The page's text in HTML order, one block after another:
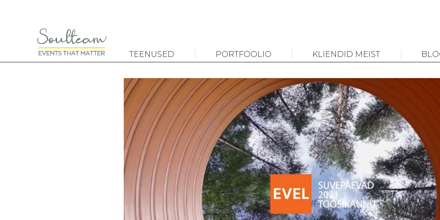
TEENUSED PORTFOOLIO KLIENDID MEIST